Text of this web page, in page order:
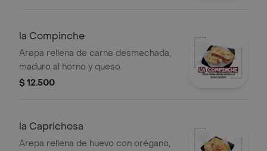
la Compinche
Arepa rellena de carne desmechada,
maduro al horno y queso.
$ 12.500
la Caprichosa
Arepa rellena de huevo con orégano,